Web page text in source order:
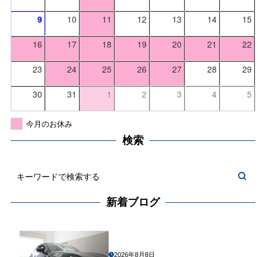
9 10 11 12 13 14 15
16 17 18 19 20 21 22
23 24 25 26 27 28 29
30 31 1 2 3 4 5
今月のお休み
検索
新着ブログ
2026年8月8日